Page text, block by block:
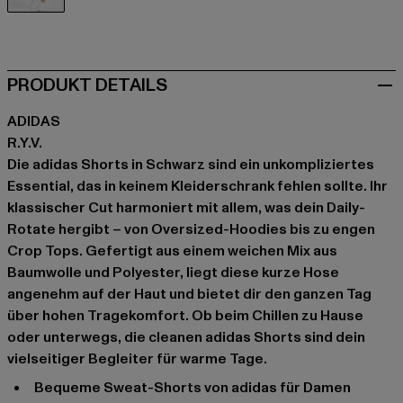
PRODUKT DETAILS
ADIDAS
R.Y.V.
Die adidas Shorts in Schwarz sind ein unkompliziertes
Essential, das in keinem Kleiderschrank fehlen sollte. Ihr
klassischer Cut harmoniert mit allem, was dein Daily-
Rotate hergibt – von Oversized-Hoodies bis zu engen
Crop Tops. Gefertigt aus einem weichen Mix aus
Baumwolle und Polyester, liegt diese kurze Hose
angenehm auf der Haut und bietet dir den ganzen Tag
über hohen Tragekomfort. Ob beim Chillen zu Hause
oder unterwegs, die cleanen adidas Shorts sind dein
vielseitiger Begleiter für warme Tage.
Bequeme Sweat-Shorts von adidas für Damen